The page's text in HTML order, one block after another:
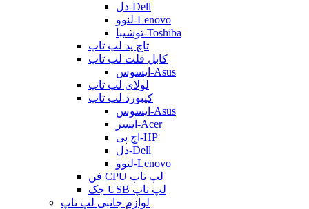
دل-Dell
لنوو-Lenovo
توشیبا-Toshiba
تاچ پد لپ تاپ
کابل فلت لپ تاپ
ایسوس-Asus
لولای لپ تاپ
کیبورد لپ تاپ
ایسوس-Asus
ایسر-Acer
اچ پی-HP
دل-Dell
لنوو-Lenovo
فن CPU لپ تاپ
جک USB لپ تاپ
لوازم جانبی لپ تاپ